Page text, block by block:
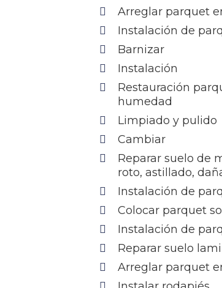
Arreglar parquet
Instalación de
Barnizar
Instalación
Restauración
humedad
Limpiado y pulido
Cambiar
Reparar suelo de
roto, astillado,
Instalación de
Colocar parquet
Instalación de
Reparar suelo
Arreglar parquet